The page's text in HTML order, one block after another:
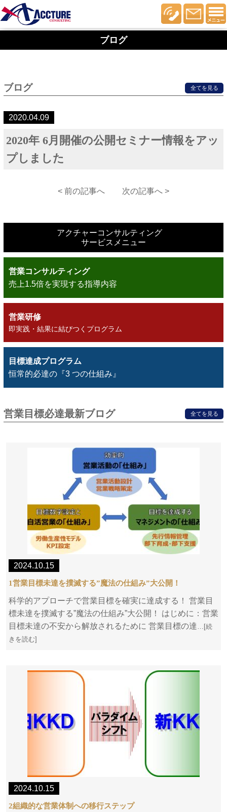
ブログ
ブログ 全てを見る
2020.04.09
2020年 6月開催の公開セミナー情報をアッ
プしました
< 前の記事へ 次の記事へ >
アクチャーコンサルティング
サービスメニュー
営業コンサルティング
売上1.5倍を実現する指導内容
営業研修
即実践・結果に結びつくプログラム
目標達成プログラム
恒常的必達の『3 つの仕組み』
営業目標必達最新ブログ 全てを見る
2024.10.15
1営業目標未達を撲滅する”魔法の仕組み”大公開！
科学的アプローチで営業目標を確実に達成する！ 営業目
標未達を撲滅する”魔法の仕組み”大公開！ はじめに：営業
目標未達の不安から解放されるために 営業目標の達…[続
きを読む]
2024.10.15
2組織的な営業体制への移行ステップ